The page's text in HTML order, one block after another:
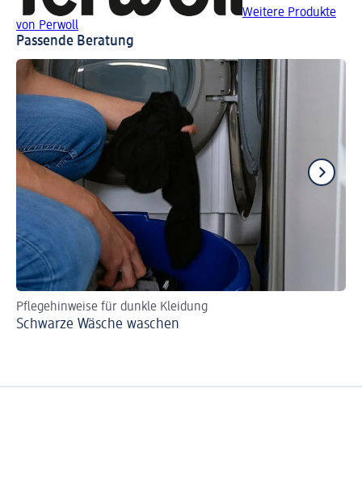
Weitere Produkte
von Perwoll
Passende Beratung
Pflegehinweise für dunkle Kleidung
Schwarze Wäsche waschen